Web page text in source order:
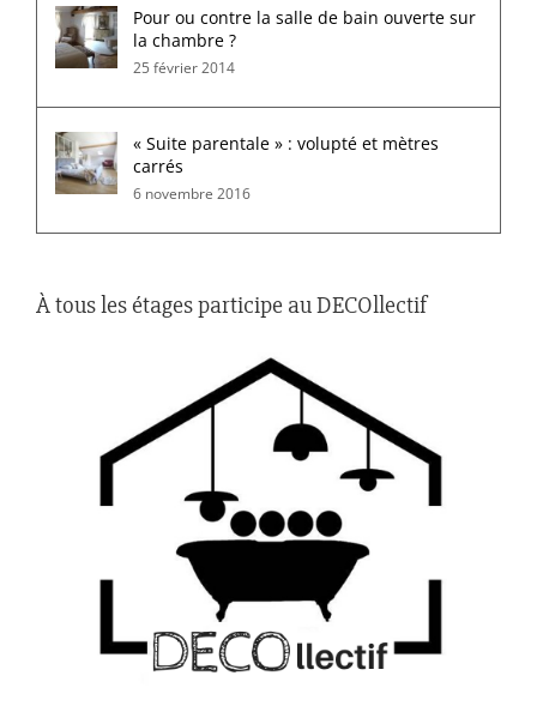
Pour ou contre la salle de bain ouverte sur
la chambre ?
25 février 2014
« Suite parentale » : volupté et mètres
carrés
6 novembre 2016
À tous les étages participe au DECOllectif